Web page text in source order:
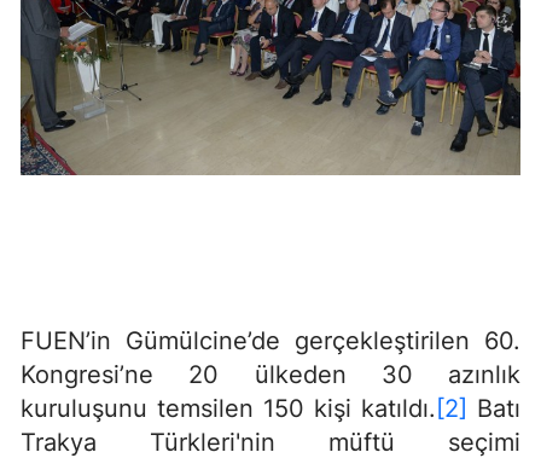
FUEN’in Gümülcine’de gerçekleştirilen 60.
Kongresi’ne 20 ülkeden 30 azınlık
kuruluşunu temsilen 150 kişi katıldı. [2] Batı
Trakya Türkleri'nin müftü seçimi